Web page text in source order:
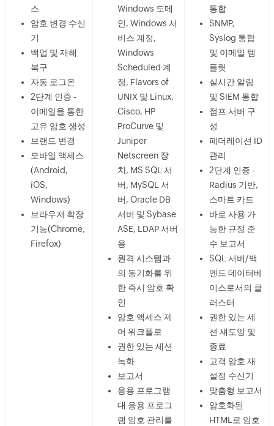
스
암호 변경 수신
기
백업 및 재해
복구
자동 로그온
2단계 인증 -
이메일을 통한
고유 암호 생성
브랜드 변경
모바일 액세스
(Android,
iOS,
Windows)
브라우저 확장
기능(Chrome,
Firefox)
Windows 도메
인, Windows 서
비스 계정,
Windows
Scheduled 계
정, Flavors of
UNIX 및 Linux,
Cisco, HP
ProCurve 및
Juniper
Netscreen 장
치, MS SQL 서
버, MySQL 서
버, Oracle DB
서버 및 Sybase
ASE, LDAP 서버
용
원격 시스템과
의 동기화를 위
한 즉시 암호 확
인
암호 액세스 제
어 워크플로
권한 있는 세션
녹화
보고서
응용 프로그램
대 응용 프로그
램 암호 관리를
통합
SNMP,
Syslog 통합
및 이메일 템
플릿
실시간 알림
및 SIEM 통합
점프 서버 구
성
페더레이션 ID
관리
2단계 인증 -
Radius 기반,
스마트 카드
바로 사용 가
능한 규정 준
수 보고서
SQL 서버/백
엔드 데이터베
이스로서의 클
러스터
권한 있는 세
션 섀도잉 및
종료
고객 암호 재
설정 수신기
맞춤형 보고서
암호화된
HTML로 암호